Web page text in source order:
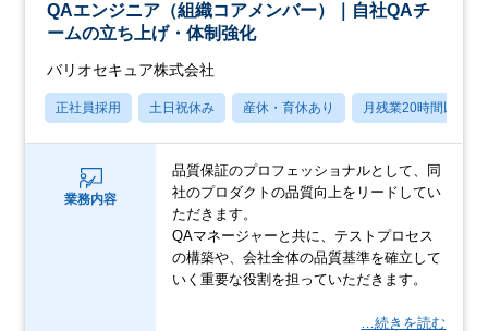
QAエンジニア（組織コアメンバー）｜自社QAチ
ームの立ち上げ・体制強化
バリオセキュア株式会社
正社員採用 土日祝休み 産休・育休あり 月残業20時間以内
業務内容
品質保証のプロフェッショナルとして、同
社のプロダクトの品質向上をリードしてい
ただきます。
QAマネージャーと共に、テストプロセス
の構築や、会社全体の品質基準を確立して
いく重要な役割を担っていただきます。
…続きを読む